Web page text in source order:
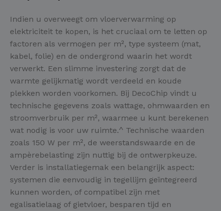
Indien u overweegt om vloerverwarming op
elektriciteit te kopen, is het cruciaal om te letten op
factoren als vermogen per m², type systeem (mat,
kabel, folie) en de ondergrond waarin het wordt
verwerkt. Een slimme investering zorgt dat de
warmte gelijkmatig wordt verdeeld en koude
plekken worden voorkomen. Bij DecoChip vindt u
technische gegevens zoals wattage, ohmwaarden en
stroomverbruik per m², waarmee u kunt berekenen
wat nodig is voor uw ruimte.^ Technische waarden
zoals 150 W per m², de weerstandswaarde en de
ampèrebelasting zijn nuttig bij de ontwerpkeuze.
Verder is installatiegemak een belangrijk aspect:
systemen die eenvoudig in tegellijm geïntegreerd
kunnen worden, of compatibel zijn met
egalisatielaag of gietvloer, besparen tijd en